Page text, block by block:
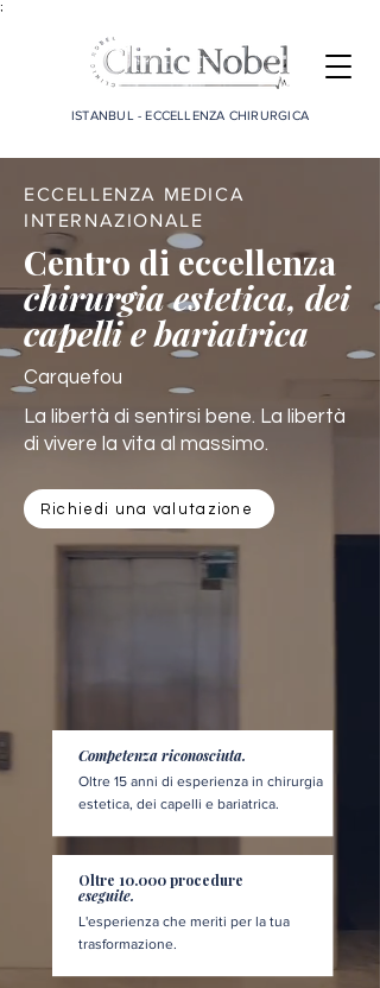
;
ISTANBUL - ECCELLENZA CHIRURGICA
ECCELLENZA MEDICA
INTERNAZIONALE
Centro di eccellenza
chirurgia estetica, dei
capelli e bariatrica
Carquefou
La libertà di sentirsi bene. La libertà
di vivere la vita al massimo.
Richiedi una valutazione
Competenza riconosciuta.
Oltre 15 anni di esperienza in chirurgia
estetica, dei capelli e bariatrica.
Oltre 10.000 procedure
eseguite.
L'esperienza che meriti per la tua
trasformazione.